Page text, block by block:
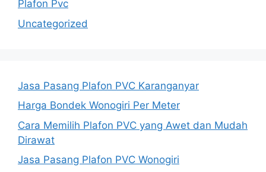
Plafon Pvc
Uncategorized
Jasa Pasang Plafon PVC Karanganyar
Harga Bondek Wonogiri Per Meter
Cara Memilih Plafon PVC yang Awet dan Mudah
Dirawat
Jasa Pasang Plafon PVC Wonogiri